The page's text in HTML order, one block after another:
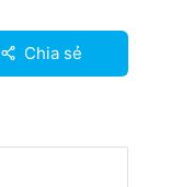
Chia sẻ